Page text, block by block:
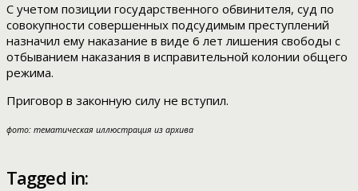
С учетом позиции государственного обвинителя, суд по
совокупности совершенных подсудимым преступлений
назначил ему наказание в виде 6 лет лишения свободы с
отбыванием наказания в исправительной колонии общего
режима.
Приговор в законную силу не вступил.
фото: тематическая иллюстрация из архива
Tagged in: